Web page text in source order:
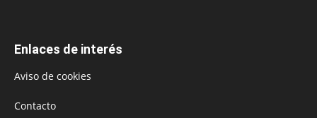
Enlaces de interés
Aviso de cookies
Contacto